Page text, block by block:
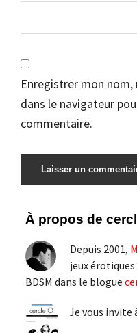
Enregistrer mon
dans le navigateur
commentaire.
Barre
latérale
principale
À propos de
Depuis 2001,
jeux
BDSM dans le blogue
Je vous invite